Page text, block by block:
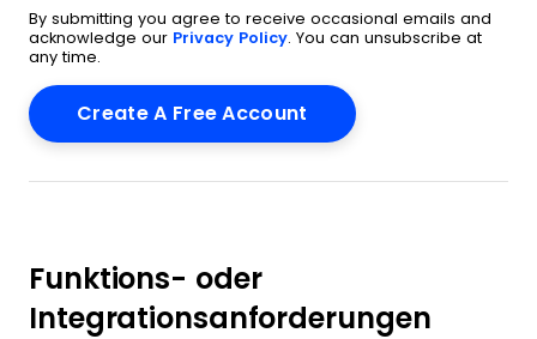
By submitting you agree to receive occasional emails and
acknowledge our Privacy Policy . You can unsubscribe at
any time.
Funktions- oder
Integrationsanforderungen